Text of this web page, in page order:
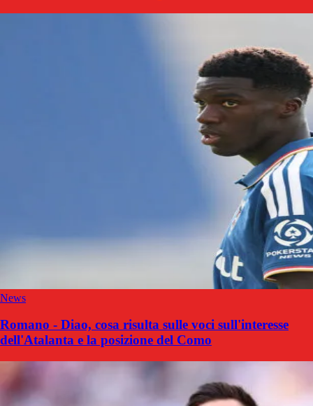
News
Romano - Diao, cosa risulta sulle voci sull'interesse
dell'Atalanta e la posizione del Como